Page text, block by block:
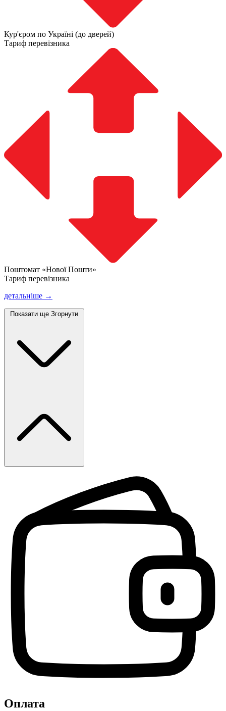
Кур'єром по Україні (до дверей)
Тариф перевізника
Поштомат «Нової Пошти»
Тариф перевізника
детальніше →
Показати ще Згорнути
Оплата